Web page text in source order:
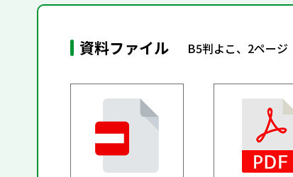
資料ファイル B5判よこ、2ページ